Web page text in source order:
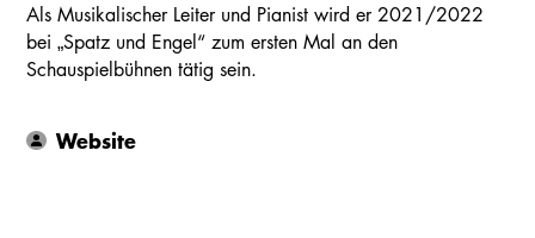
Als Musikalischer Leiter und Pianist wird er 2021/2022
bei „Spatz und Engel“ zum ersten Mal an den
Schauspielbühnen tätig sein.
Website